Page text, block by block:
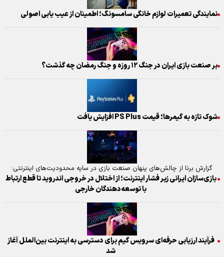
نمایندگی تعمیرات لوازم خانگی سامسونگ؛ اطمینان از عیب یابی اصولی
بر صنعت بازی ایران در جنگ ۱۲ روزه و جنگ رمضان چه گذشت؟
شوک تازه به گیمرها؛ قیمت PS Plus افزایش یافت
گزارش برنا از چالش‌های پنهان صنعت بازی در سایه محدودیت‌های اینترنتی:
بازی‌سازان ایرانی زیر فشار اینترنت؛ از اختلال در خروجی اندروید تا قطع ارتباط
با توسعه‌دهندگان خارجی
فرآیند ارزیابی حرفه‌ای سرویس گیم برای دسترسی به اینترنت بین‌الملل آغاز
شد